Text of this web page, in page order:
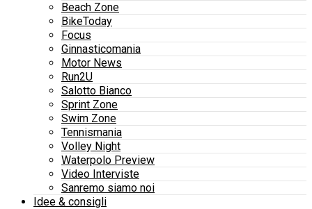
Beach Zone
BikeToday
Focus
Ginnasticomania
Motor News
Run2U
Salotto Bianco
Sprint Zone
Swim Zone
Tennismania
Volley Night
Waterpolo Preview
Video Interviste
Sanremo siamo noi
Idee & consigli